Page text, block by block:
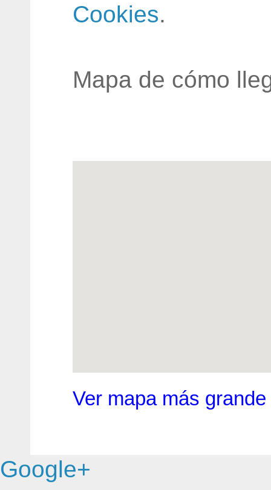
Cookies.
Mapa de cómo
Ver mapa más grande
Google+